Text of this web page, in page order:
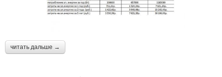
читать дальше →